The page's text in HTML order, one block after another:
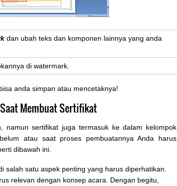
dan ubah teks dan komponen lainnya yang anda
di watermark.
anda simpan atau mencetaknya!
Membuat Sertifikat
namun sertifikat juga termasuk ke dalam kelompok
atau saat proses pembuatannya Anda harus
dibawah ini.
salah satu aspek penting yang harus diperhatikan.
relevan dengan konsep acara. Dengan begitu,